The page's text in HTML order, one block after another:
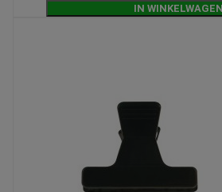
IN WINKELWAGEN